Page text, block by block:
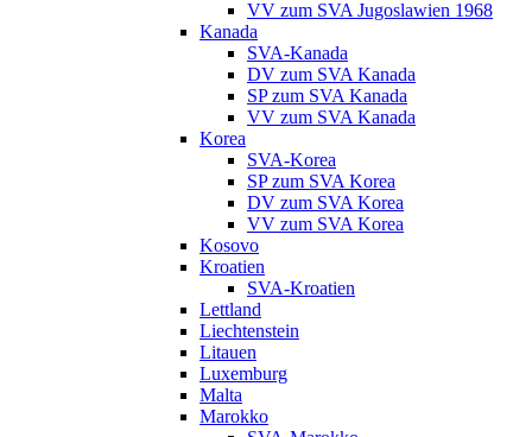
VV zum SVA Jugoslawien 1968
Kanada
SVA-Kanada
DV zum SVA Kanada
SP zum SVA Kanada
VV zum SVA Kanada
Korea
SVA-Korea
SP zum SVA Korea
DV zum SVA Korea
VV zum SVA Korea
Kosovo
Kroatien
SVA-Kroatien
Lettland
Liechtenstein
Litauen
Luxemburg
Malta
Marokko